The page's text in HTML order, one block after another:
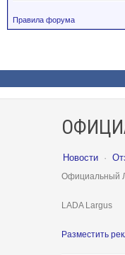
Правила форума
Новости ·
Официальный
LADA Largus
Разместить